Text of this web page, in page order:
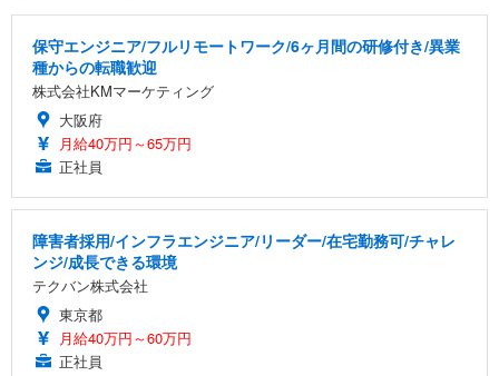
保守エンジニア/フルリモートワーク/6ヶ月間の研修付き/異業
種からの転職歓迎
株式会社KMマーケティング
大阪府
月給40万円～65万円
正社員
障害者採用/インフラエンジニア/リーダー/在宅勤務可/チャレ
ンジ/成長できる環境
テクバン株式会社
東京都
月給40万円～60万円
正社員